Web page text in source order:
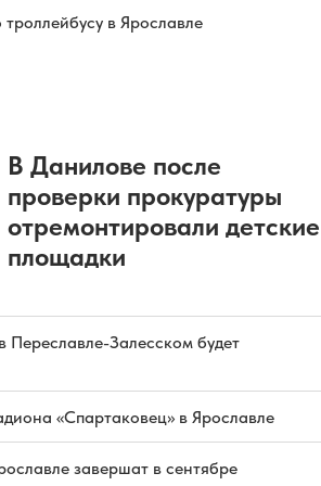
троллейбусу в Ярославле
В Данилове после
проверки прокуратуры
отремонтировали детские
площадки
Переславле-Залесском будет
«Спартаковец» в Ярославле
завершат в сентябре